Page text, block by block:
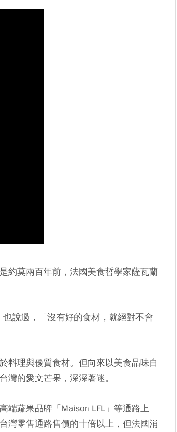
約莫兩百年前，法國美食哲學家薩瓦蘭
說過，「沒有好的食材，就絕對不會
料理與優質食材。但向來以美食品味自
的愛文芒果，深深著迷。
端蔬果品牌「Maison LFL」等通路上
灣零售通路售價的十倍以上，但法國消